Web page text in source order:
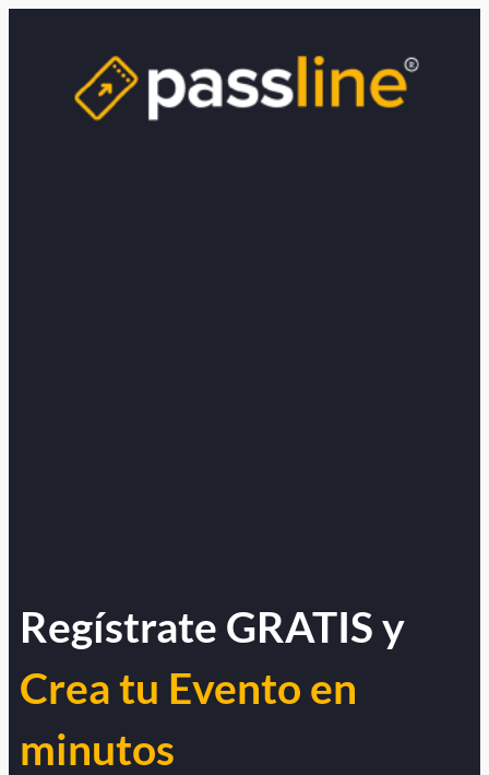
Regístrate GRATIS y
Crea tu Evento en
minutos